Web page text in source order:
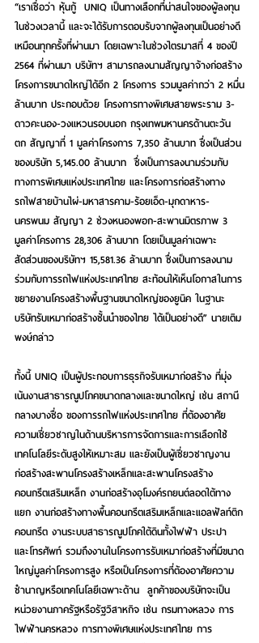
“เราเชื่อว่า หุ้นกู้  UNIQ เป็นทางเลือกที่น่าสนใจของผู้ลงทุน
ในช่วงเวลานี้ และจะได้รับการตอบรับจากผู้ลงทุนเป็นอย่างดี
เหมือนทุกครั้งที่ผ่านมา โดยเฉพาะในช่วงไตรมาสที่ 4 ของปี
2564 ที่ผ่านมา บริษัทฯ สามารถลงนามสัญญาจ้างก่อสร้าง
โครงการขนาดใหญ่ได้อีก 2 โครงการ รวมมูลค่ากว่า 2 หมื่น
ล้านบาท ประกอบด้วย โครงการทางพิเศษสายพระราม 3-
ดาวคะนอง-วงแหวนรอบนอก กรุงเทพมหานครด้านตะวัน
ตก สัญญาที่ 1 มูลค่าโครงการ 7,350 ล้านบาท ซึ่งเป็นส่วน
ของบริษัท 5,145.00 ล้านบาท  ซึ่งเป็นการลงนามร่วมกับ
ทางการพิเศษแห่งประเทศไทย และโครงการก่อสร้างทาง
รถไฟสายบ้านไผ่-มหาสารคาม-ร้อยเอ็ด-มุกดาหาร-
นครพนม สัญญา 2 ช่วงหนองพอก-สะพานมิตรภาพ 3
มูลค่าโครงการ 28,306 ล้านบาท โดยเป็นมูลค่าเฉพาะ
สัดส่วนของบริษัทฯ 15,581.36 ล้านบาท ซึ่งเป็นการลงนาม
ร่วมกับการรถไฟแห่งประเทศไทย สะท้อนให้เห็นโอกาสในการ
ขยายงานโครงสร้างพื้นฐานขนาดใหญ่ของยูนิค ในฐานะ
บริษัทรับเหมาก่อสร้างชั้นนำของไทย ได้เป็นอย่างดี” นายเติม
พงษ์กล่าว
ทั้งนี้ UNIQ เป็นผู้ประกอบการธุรกิจรับเหมาก่อสร้าง ที่มุ่ง
เน้นงานสาธารณูปโภคขนาดกลางและขนาดใหญ่ เช่น สถานี
กลางบางซื่อ ของการรถไฟแห่งประเทศไทย ที่ต้องอาศัย
ความเชี่ยวชาญในด้านบริหารการจัดการและการเลือกใช้
เทคโนโลยีระดับสูงให้เหมาะสม และยังเป็นผู้เชี่ยวชาญงาน
ก่อสร้างสะพานโครงสร้างเหล็กและสะพานโครงสร้าง
คอนกรีตเสริมเหล็ก งานก่อสร้างอุโมงค์รถยนต์ลอดใต้ทาง
แยก งานก่อสร้างทางพื้นคอนกรีตเสริมเหล็กและแอลฟัลท์ติก
คอนกรีต งานระบบสาธารณูปโภคใต้ดินทั้งไฟฟ้า ประปา
และโทรศัพท์ รวมถึงงานในโครงการรับเหมาก่อสร้างที่มีขนาด
ใหญ่มูลค่าโครงการสูง หรือเป็นโครงการที่ต้องอาศัยความ
ชำนาญหรือเทคโนโลยีเฉพาะด้าน  ลูกค้าของบริษัทจะเป็น
หน่วยงานภาครัฐหรือรัฐวิสาหกิจ เช่น กรมทางหลวง การ
ไฟฟ้านครหลวง การทางพิเศษแห่งประเทศไทย การ